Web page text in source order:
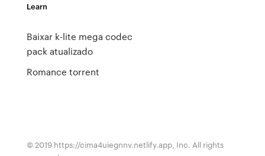
Learn
Baixar k-lite mega codec
pack atualizado
Romance torrent
© 2019 https://cima4uiegnnv.netlify.app, Inc. All rights